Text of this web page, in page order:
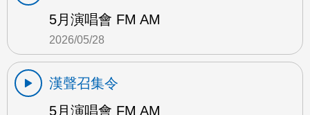
5月演唱會 FM AM
2026/05/28
漢聲召集令
5月演唱會 FM AM